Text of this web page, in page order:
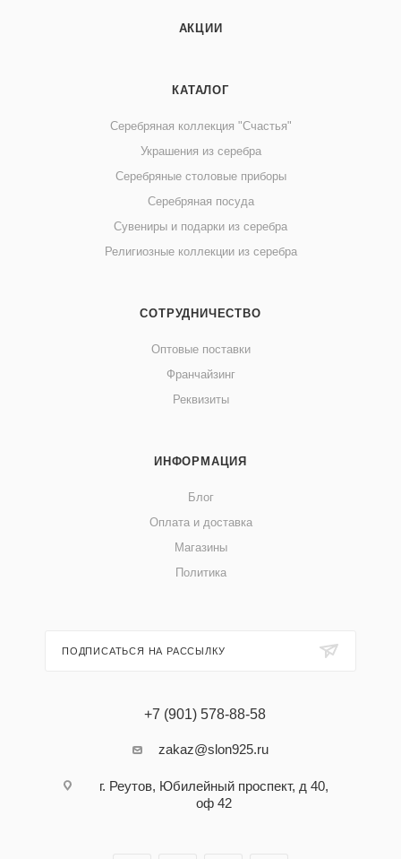
АКЦИИ
КАТАЛОГ
Серебряная коллекция "Счастья"
Украшения из серебра
Серебряные столовые приборы
Серебряная посуда
Сувениры и подарки из серебра
Религиозные коллекции из серебра
СОТРУДНИЧЕСТВО
Оптовые поставки
Франчайзинг
Реквизиты
ИНФОРМАЦИЯ
Блог
Оплата и доставка
Магазины
Политика
ПОДПИСАТЬСЯ НА РАССЫЛКУ
+7 (901) 578-88-58
zakaz@slon925.ru
г. Реутов, Юбилейный проспект, д 40,
оф 42